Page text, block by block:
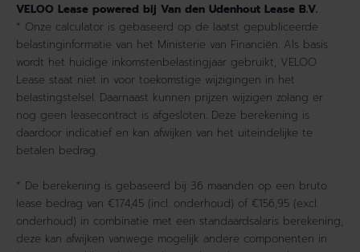
VELOO Lease powered bij Van den Udenhout Lease B.V.
* Onze calculator is gebaseerd op de laatst gepubliceerde
belastinginformatie van het Ministerie van Financiën. Als basis
wordt het huidige inkomstenbelastingjaar gebruikt, VELOO
Lease staat niet in voor toekomstige wijzigingen in het
belastingstelsel. Daarnaast kunnen prijzen wijzigen zolang er
nog geen leasecontract is afgesloten. Deze berekening is
daardoor indicatief en kan afwijken van het uiteindelijke te
betalen bedrag.
* De berekening is gebaseerd bij 36 maanden op een bruto
lease bedrag van €174,45 (incl. onderhoud) of €156,95 (excl.
onderhoud) in combinatie met een standaardsalaris berekening,
deze kan afwijken vanwege mogelijk andere componenten in